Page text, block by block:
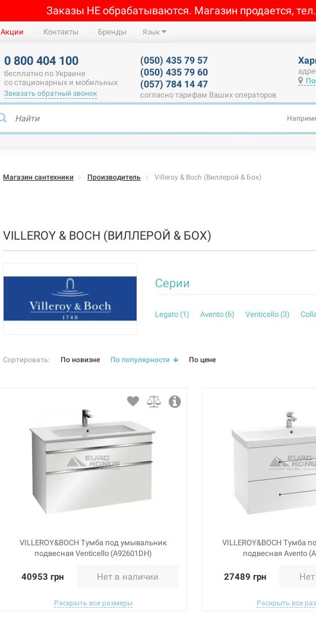
Заказы НЕ обрабатываются. Магазин продается,
Акции Контакты Бренды Язык
0 800 404 100
бесплатно по Украине
со стационарных и мобильных
Заказать обратный звонок
(050) 435 79 57
(050) 435 79 60
(057) 784 14 47
согласно тарифам Ваших операторов
Магазин сантехники Производитель Villeroy & Boch (Виллерой & Бох)
VILLEROY & BOCH (ВИЛЛЕРОЙ & БОХ)
Серии
Legato (1) Avento (6) Venticello (3)
Сортировать: По новизне По популярности По цене
VILLEROY&BOCH Тумба под умывальник
подвесная Venticello (A92601DH)
40953 грн Нет в наличии
Раскрыть все размеры
VILLEROY&BOCH Тумба
подвесная Avento
27489 грн
Раскрыть все